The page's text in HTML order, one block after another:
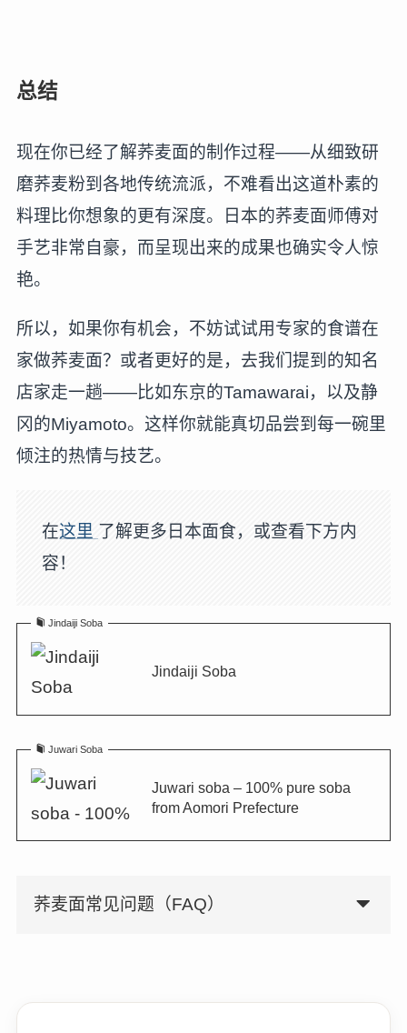
总结
现在你已经了解荞麦面的制作过程——从细致研
磨荞麦粉到各地传统流派，不难看出这道朴素的
料理比你想象的更有深度。日本的荞麦面师傅对
手艺非常自豪，而呈现出来的成果也确实令人惊
艳。
所以，如果你有机会，不妨试试用专家的食谱在
家做荞麦面？或者更好的是，去我们提到的知名
店家走一趟——比如东京的Tamawarai，以及静
冈的Miyamoto。这样你就能真切品尝到每一碗里
倾注的热情与技艺。
在这里 了解更多日本面食，或查看下方内
容！
Jindaiji Soba
Jindaiji Soba
Juwari Soba
Juwari soba – 100% pure soba
from Aomori Prefecture
荞麦面常见问题（FAQ）